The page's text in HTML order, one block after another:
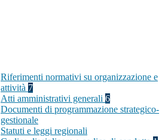
Riferimenti normativi su organizzazione e
attività 7
Atti amministrativi generali 6
Documenti di programmazione strategico-
gestionale
Statuti e leggi regionali